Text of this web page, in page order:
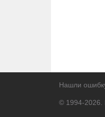
Нашли
© 1994-2026.